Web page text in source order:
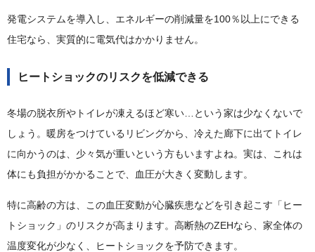
発電システムを導入し、エネルギーの削減量を100％以上にできる
住宅なら、実質的に電気代はかかりません。
ヒートショックのリスクを低減できる
冬場の脱衣所やトイレが凍えるほど寒い…という家は少なくないで
しょう。暖房をつけているリビングから、冷えた廊下に出てトイレ
に向かうのは、少々気が重いという方もいますよね。実は、これは
体にも負担がかかることで、血圧が大きく変動します。
特に高齢の方は、この血圧変動が心臓疾患などを引き起こす「ヒー
トショック」のリスクが高まります。高断熱のZEHなら、家全体の
温度変化が少なく、ヒートショックを予防できます。